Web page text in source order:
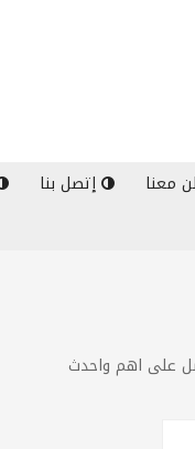
معنا إتصل بنا
على اهم واحدث